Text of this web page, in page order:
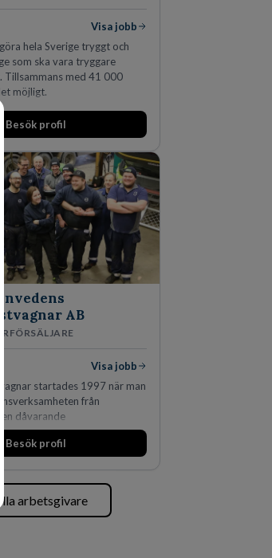
Visa jobb
hela Sverige tryggt och
som ska vara tryggare
Tillsammans med 41 000
möjligt.
Besök profil
AB
Visa jobb
startades 1997 när man
från
dåvarande
i Värnamo. Sedan dess har
kraftigt genom ett antal
distrikt.Idag är bolaget
representerade på 20
Besök profil
arbetsgivare